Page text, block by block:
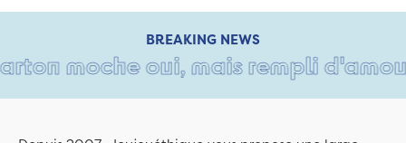
BREAKING NEWS
moche oui, mais rempli d'amour